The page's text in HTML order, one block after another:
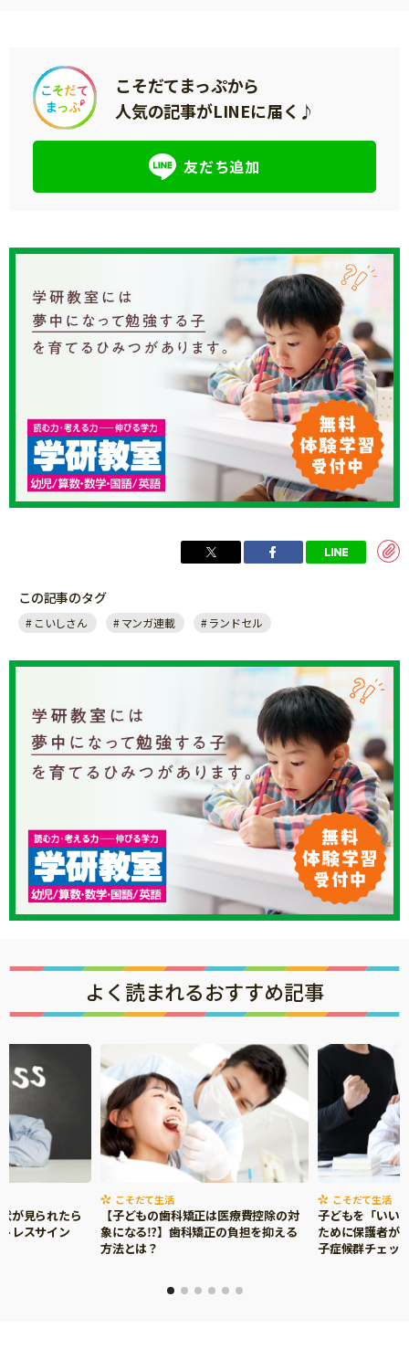
こそだてまっぷから
人気の記事がLINEに届く♪
友だち追加
この記事のタグ
こいしさん マンガ連載 ランドセル
よく読まれるおすすめ記事
が見られたら
レスサイン
こそだて生活
【子どもの歯科矯正は医療費控除の対
象になる⁉】歯科矯正の負担を抑える
方法とは？
こそだて生活
子どもを「いい
ために保護者が
子症候群チェッ